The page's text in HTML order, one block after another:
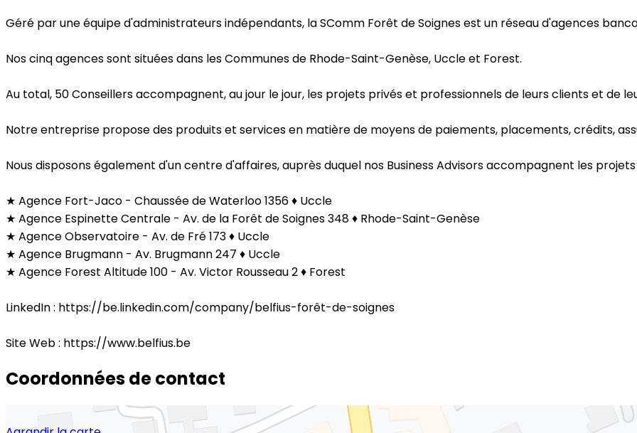
Géré par une équipe d'administrateurs indépendants, la SComm Forêt de Soignes est un réseau d'agences
Nos cinq agences sont situées dans les Communes de Rhode-Saint-Genèse, Uccle et Forest.
Au total, 50 Conseillers accompagnent, au jour le jour, les projets privés et professionnels de leurs clients et de
Notre entreprise propose des produits et services en matière de moyens de paiements, placements, crédits,
Nous disposons également d'un centre d'affaires, auprès duquel nos Business Advisors accompagnent les
★ Agence Fort-Jaco - Chaussée de Waterloo 1356 ♦ Uccle
★ Agence Espinette Centrale - Av. de la Forêt de Soignes 348 ♦ Rhode-Saint-Genèse
★ Agence Observatoire - Av. de Fré 173 ♦ Uccle
★ Agence Brugmann - Av. Brugmann 247 ♦ Uccle
★ Agence Forest Altitude 100 - Av. Victor Rousseau 2 ♦ Forest
LinkedIn : https://be.linkedin.com/company/belfius-forêt-de-soignes
Site Web : https://www.belfius.be
Coordonnées de contact